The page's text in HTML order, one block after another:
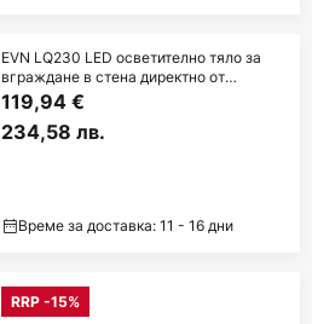
EVN LQ230 LED осветително тяло за
вграждане в стена директно от
неръждаема
119,94 €
234,58 лв.
Време за доставка: 11 - 16 дни
RRP -15%